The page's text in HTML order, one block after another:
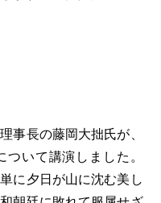
事長の藤岡大拙氏が、
いて講演しました。
に夕日が山に沈む美し